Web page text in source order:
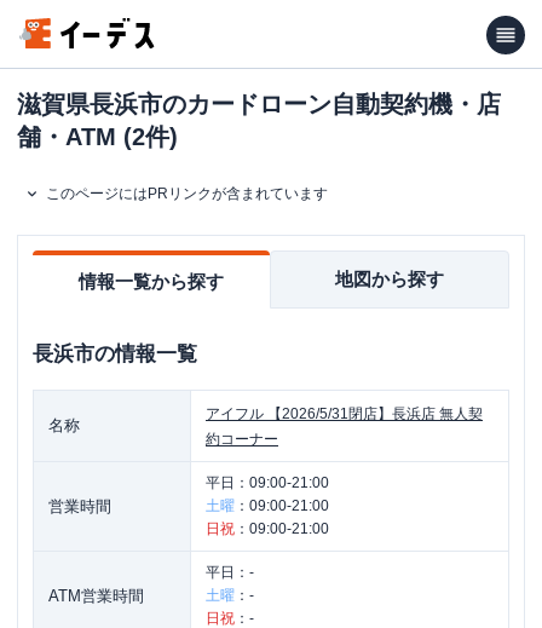
滋賀県長浜市のカードローン自動契約機・店
舗・ATM (2件)
このページにはPRリンクが含まれています
情報一覧から探す 地図から探す
長浜市の情報一覧
名称
アイフル
【2026/5/31閉店】長浜店 無人契
約コーナー
営業時間
平日： 09:00-21:00
土曜 ： 09:00-21:00
日祝 ： 09:00-21:00
ATM営業時間
平日： -
土曜 ： -
日祝 ： -